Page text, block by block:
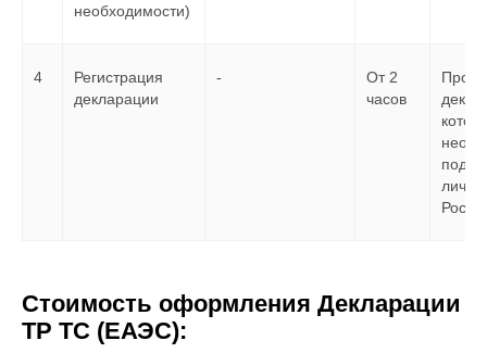
необходимости)
4
Регистрация
декларации
-
От 2
часов
Стоимость оформления Декларации
ТР ТС (ЕАЭС):